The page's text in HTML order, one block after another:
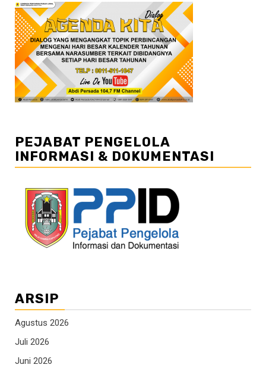
PEJABAT PENGELOLA
INFORMASI & DOKUMENTASI
ARSIP
Agustus 2026
Juli 2026
Juni 2026